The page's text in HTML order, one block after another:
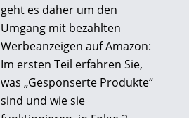
geht es daher um den
Umgang mit bezahlten
Werbeanzeigen auf Amazon:
Im ersten Teil erfahren Sie,
was „Gesponserte Produkte“
sind und wie sie